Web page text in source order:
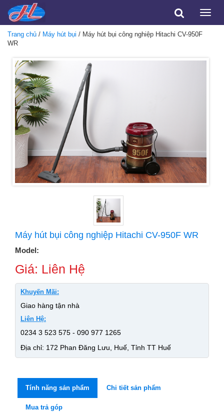
Toggle
Trang chủ / Máy hút bụi / Máy hút bụi công nghiệp Hitachi CV-950F
WR
Máy hút bụi công nghiệp Hitachi CV-950F WR
Model:
Giá: Liên Hệ
Khuyến Mãi:
Giao hàng tận nhà
Liên Hệ:
0234 3 523 575 - 090 977 1265
Địa chỉ: 172 Phan Đăng Lưu, Huế, Tỉnh TT Huế
Tính năng sản phẩm Chi tiết sản phẩm
Mua trả góp